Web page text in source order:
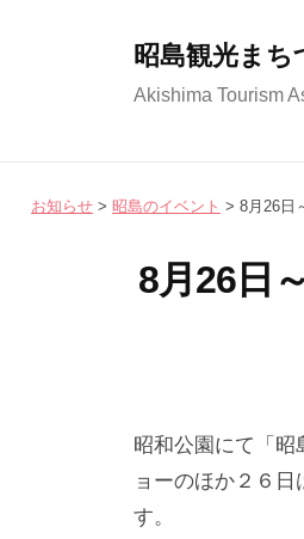
昭島観光まち
Akishima Tourism
お知らせ > 昭島のイベント > 8月26日
8月26日
3
年
島
観
の
コ
昭和公園にて「
ョーのほか２６
す。